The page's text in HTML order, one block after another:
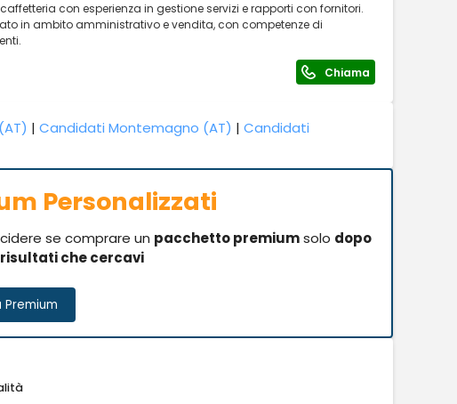
con esperienza in gestione servizi e rapporti con fornitori.
in ambito amministrativo e vendita, con competenze di
Chiama
| Candidati Montemagno (AT) | Candidati
Personalizzati
se comprare un pacchetto premiumsolo dopo
che cercavi
Premium